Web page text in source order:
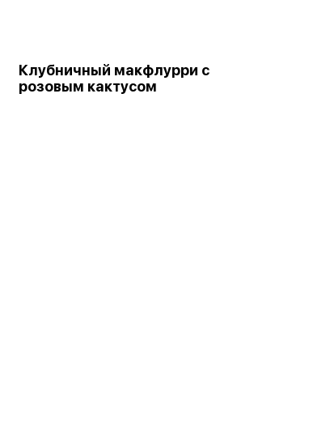
Клубничный макфлурри с
розовым кактусом